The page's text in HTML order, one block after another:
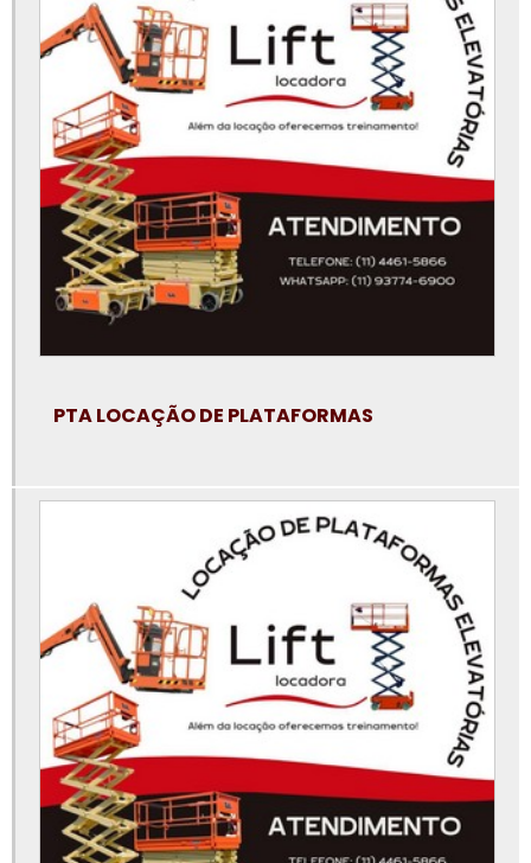
Locação de plataforma de elevação
Locação de plataforma elevatória
Locação de plataforma elevatória articulada
Locação de plataforma elevatória em campinas
Locação de plataforma elevatória em jundiaí
Locação de plataforma elevatória em santo andré
Locação de plataforma elevatória em são bernardo do campo
Locação de plataforma elevatória em sp
Locação de plataforma elevatória em sp preço
Locação de plataforma elevatória preço
Locação de plataforma elevatória são paulo
Locação de plataforma elevatória sorocaba
Locação de plataforma elevatória tipo tesoura
Locação de plataforma elevatória valor
Locação de pta
Locação plataforma articulada
Locação plataforma articulada preço
PTA LOCAÇÃO DE PLATAFORMAS